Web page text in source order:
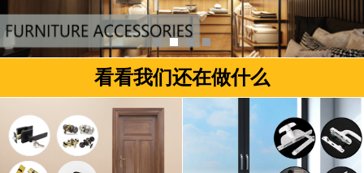
看看我们还在做什么